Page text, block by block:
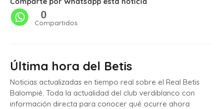
0
Compartidos
Última hora del Betis
Noticias actualizadas en tiempo real sobre el Real Betis
Balompié. Toda la actualidad del club verdiblanco con
información directa para conocer qué ocurre ahora